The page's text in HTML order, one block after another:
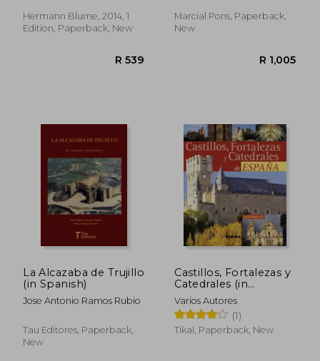
Hermann Blume, 2014, 1
Edition, Paperback, New
Marcial Pons, Paperback,
New
La Alcazaba de Trujillo
(in Spanish)
Jose Antonio Ramos Rubio
Tau Editores, Paperback,
New
Castillos, Fortalezas y
Catedrales (in
Spanish)
Varios Autores
(1)
Tikal, Paperback, New